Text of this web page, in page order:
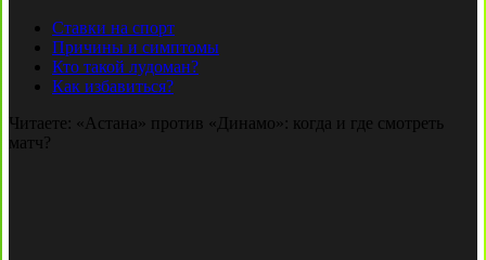
Ставки на спорт
Причины и симптомы
Кто такой лудоман?
Как избавиться?
Читаете: «Астана» против «Динамо»: когда и где смотреть
матч?